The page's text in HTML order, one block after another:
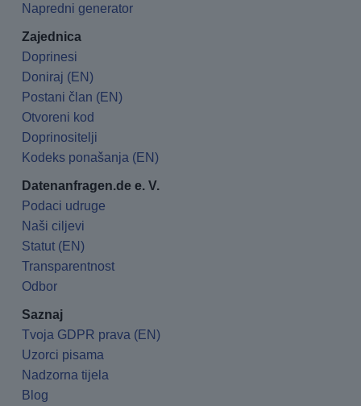
Napredni generator
Zajednica
Doprinesi
Doniraj (EN)
Postani član (EN)
Otvoreni kod
Doprinositelji
Kodeks ponašanja (EN)
Datenanfragen.de e. V.
Podaci udruge
Naši ciljevi
Statut (EN)
Transparentnost
Odbor
Saznaj
Tvoja GDPR prava (EN)
Uzorci pisama
Nadzorna tijela
Blog